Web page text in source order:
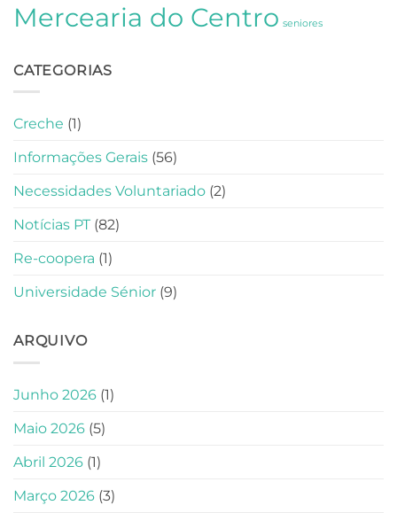
Mercearia do Centro seniores
CATEGORIAS
Creche (1)
Informações Gerais (56)
Necessidades Voluntariado (2)
Notícias PT (82)
Re-coopera (1)
Universidade Sénior (9)
ARQUIVO
Junho 2026 (1)
Maio 2026 (5)
Abril 2026 (1)
Março 2026 (3)